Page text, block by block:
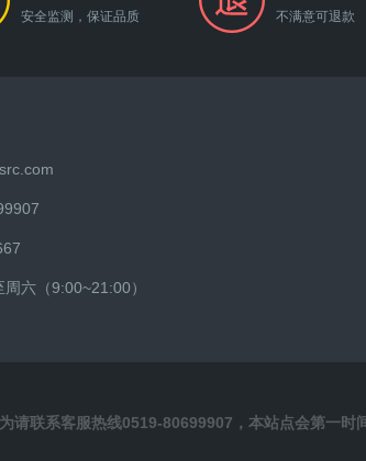
安全监测，保证品质 不满意可退款
六（9:00~21:00）
请联系客服热线0519-80699907，本站点会第一时